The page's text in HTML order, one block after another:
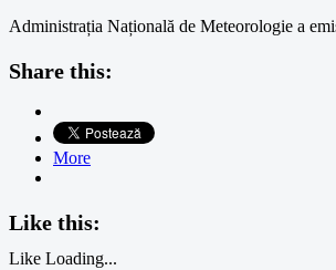
Administrația Națională de Meteorologie a
Share this:
More
Like this:
Like Loading...